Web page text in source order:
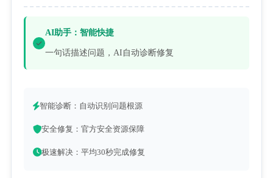
AI助手：智能快捷
一句话描述问题，AI自动诊断修复
智能诊断：自动识别问题根源
安全修复：官方安全资源保障
极速解决：平均30秒完成修复